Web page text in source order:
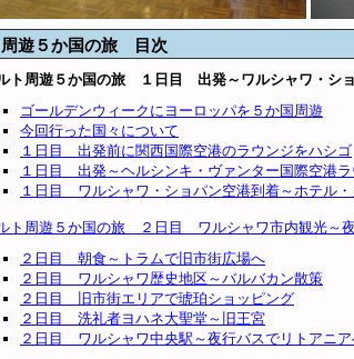
遊５か国の旅 目次
ト周遊５か国の旅 １日目 出発～ワルシャワ・シ
ゴールデンウィークにヨーロッパを５か国周遊
今回行った国々について
１日目 出発前に関西国際空港のラウンジをハシゴ
１日目 出発～ヘルシンキ・ヴァンター国際空港ラ
１日目 ワルシャワ・ショパン空港到着～ホテル
ト周遊５か国の旅 ２日目 ワルシャワ市内観光～
２日目 朝食～トラムで旧市街広場へ
２日目 ワルシャワ歴史地区～バルバカン散策
２日目 旧市街エリアで琥珀ショッピング
２日目 洗礼者ヨハネ大聖堂～旧王宮
２日目 ワルシャワ中央駅～夜行バスでリトアニ